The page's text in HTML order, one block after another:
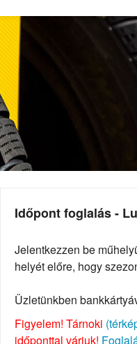
Időpont foglalás -
Jelentkezzen be
helyét előre, hogy
Üzletünkben
Figyelem! Tárnoki
időponttal várjuk!